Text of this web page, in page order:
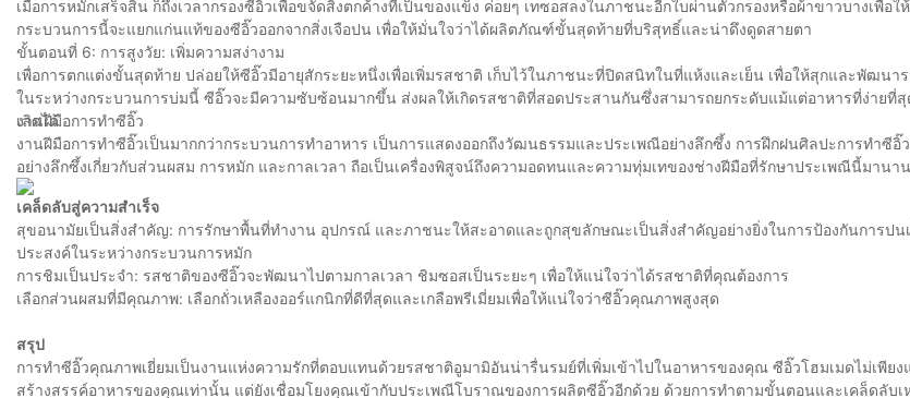
เมื่อการหมักเสร็จสิ้น ก็ถึงเวลากรองซีอิ๊วเพื่อขจัดสิ่งตกค้างที่เป็นของแข็ง ค่อยๆ เทซอสลงในภาชนะอีกใบผ่านตัวกรองหรือผ้าขาวบางเพื่อใ
กระบวนการนี้จะแยกแก่นแท้ของซีอิ๊วออกจากสิ่งเจือปน เพื่อให้มั่นใจว่าได้ผลิตภัณฑ์ขั้นสุดท้ายที่บริสุทธิ์และน่าดึงดูดสายตา
ขั้นตอนที่ 6: การสูงวัย: เพิ่มความสง่างาม
เพื่อการตกแต่งขั้นสุดท้าย ปล่อยให้ซีอิ๊วมีอายุสักระยะหนึ่งเพื่อเพิ่มรสชาติ เก็บไว้ในภาชนะที่ปิดสนิทในที่แห้งและเย็น เพื่อให้สุกและพัฒนา
ในระหว่างกระบวนการบ่มนี้ ซีอิ๊วจะมีความซับซ้อนมากขึ้น ส่งผลให้เกิดรสชาติที่สอดประสานกันซึ่งสามารถยกระดับแม้แต่อาหารที่ง่ายที่สุ
เลิศได้
งานฝีมือการทำซีอิ๊ว
งานฝีมือการทำซีอิ๊วเป็นมากกว่ากระบวนการทำอาหาร เป็นการแสดงออกถึงวัฒนธรรมและประเพณีอย่างลึกซึ้ง การฝึกฝนศิลปะการทำซีอิ๊
อย่างลึกซึ้งเกี่ยวกับส่วนผสม การหมัก และกาลเวลา ถือเป็นเครื่องพิสูจน์ถึงความอดทนและความทุ่มเทของช่างฝีมือที่รักษาประเพณีนี้มานา
เคล็ดลับสู่ความสำเร็จ
สุขอนามัยเป็นสิ่งสำคัญ: การรักษาพื้นที่ทำงาน อุปกรณ์ และภาชนะให้สะอาดและถูกสุขลักษณะเป็นสิ่งสำคัญอย่างยิ่งในการป้องกันการปน
ประสงค์ในระหว่างกระบวนการหมัก
การชิมเป็นประจำ: รสชาติของซีอิ๊วจะพัฒนาไปตามกาลเวลา ชิมซอสเป็นระยะๆ เพื่อให้แน่ใจว่าได้รสชาติที่คุณต้องการ
เลือกส่วนผสมที่มีคุณภาพ: เลือกถั่วเหลืองออร์แกนิกที่ดีที่สุดและเกลือพรีเมี่ยมเพื่อให้แน่ใจว่าซีอิ๊วคุณภาพสูงสุด
สรุป
การทำซีอิ๊วคุณภาพเยี่ยมเป็นงานแห่งความรักที่ตอบแทนด้วยรสชาติอูมามิอันน่ารื่นรมย์ที่เพิ่มเข้าไปในอาหารของคุณ ซีอิ๊วโฮมเมดไม่เพียง
สร้างสรรค์อาหารของคุณเท่านั้น แต่ยังเชื่อมโยงคุณเข้ากับประเพณีโบราณของการผลิตซีอิ๊วอีกด้วย ด้วยการทำตามขั้นตอนและเคล็ดลับ